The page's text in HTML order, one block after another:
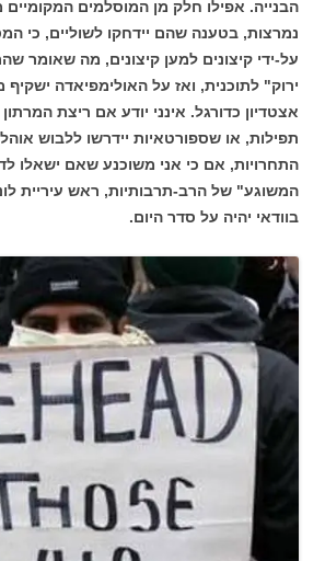
הבנייה. אפילו חלק מן המוסלמים המקומיים
נמרצות, בטענה שהם יידחקו לשוליים, כי
על-ידי קיצונים למען קיצונים, מה שאומר
ירוק" לתוכנית, ואז על האולימפיאדה
אצטדיון כדורגל. אינני יודע אם ריצת
תפילות, או שספורטאיות יידרשו ללבוש
התחרויות, אם כי אני משוכנע שאם ישאלו
המשוגע" של הרב-תרבותיות, ראש עיריית
בוודאי יהיה על סדר היום.